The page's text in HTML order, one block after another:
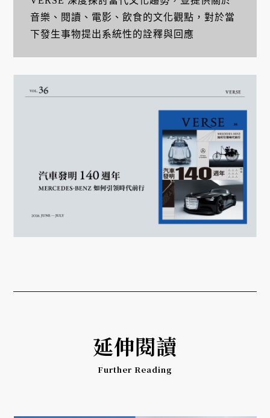
音樂、閱讀、電影、飲食的文化觀點，對於當
下發生事物提出系統性的詮釋與回應
延伸閱讀
Further Reading